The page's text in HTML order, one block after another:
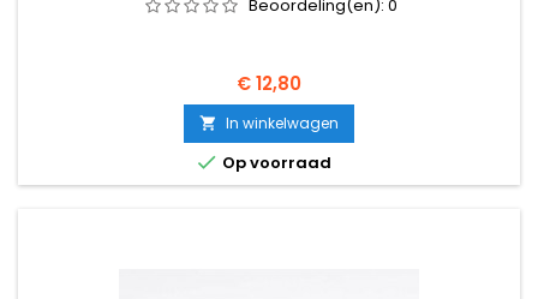
Beoordeling(en): 0
Prijs
€ 12,80
 In winkelwagen
 Op voorraad